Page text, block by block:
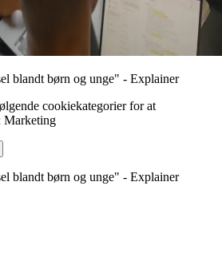
blandt børn og unge" - Explainer
cookiekategorier for at
Marketing
blandt børn og unge" - Explainer